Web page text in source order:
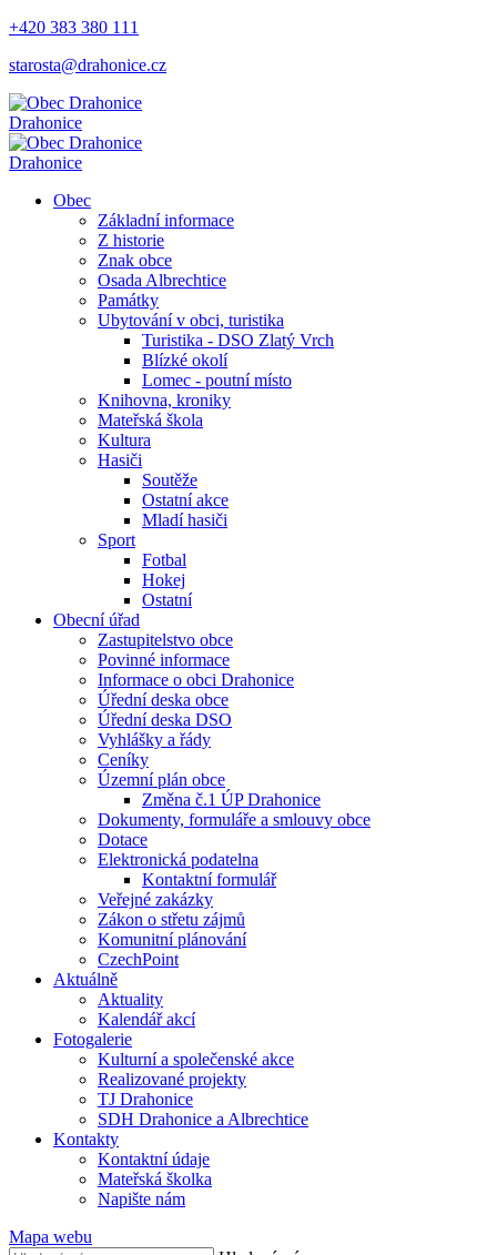
+420 383 380 111
starosta@drahonice.cz
Drahonice
Drahonice
Obec
Základní informace
Z historie
Znak obce
Osada Albrechtice
Památky
Ubytování v obci, turistika
Turistika - DSO Zlatý Vrch
Blízké okolí
Lomec - poutní místo
Knihovna, kroniky
Mateřská škola
Kultura
Hasiči
Soutěže
Ostatní akce
Mladí hasiči
Sport
Fotbal
Hokej
Ostatní
Obecní úřad
Zastupitelstvo obce
Povinné informace
Informace o obci Drahonice
Úřední deska obce
Úřední deska DSO
Vyhlášky a řády
Ceníky
Územní plán obce
Změna č.1 ÚP Drahonice
Dokumenty, formuláře a smlouvy obce
Dotace
Elektronická podatelna
Kontaktní formulář
Veřejné zakázky
Zákon o střetu zájmů
Komunitní plánování
CzechPoint
Aktuálně
Aktuality
Kalendář akcí
Fotogalerie
Kulturní a společenské akce
Realizované projekty
TJ Drahonice
SDH Drahonice a Albrechtice
Kontakty
Kontaktní údaje
Mateřská školka
Napište nám
Mapa webu